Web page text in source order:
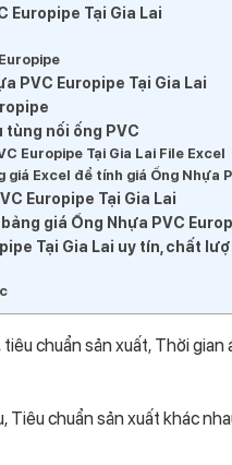
Europipe Tại Gia Lai
PVC Europipe Tại Gia Lai
tùng nối ống PVC
Europipe Tại Gia Lai File Excel
giá Excel để tính giá Ống Nhựa
Europipe Tại Gia Lai
giá Ống Nhựa PVC
Tại Gia Lai uy tín, chất
chuẩn sản xuất, Thời
chuẩn sản xuất khác